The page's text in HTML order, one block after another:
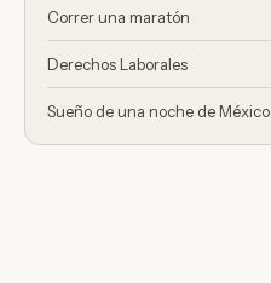
Correr una maratón
Derechos Laborales
Sueño de una noche de México